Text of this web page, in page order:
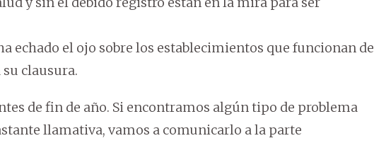
echado el ojo sobre los establecimientos que funcionan de
clausura.
de fin de año. Si encontramos algún tipo de problema
llamativa, vamos a comunicarlo a la parte